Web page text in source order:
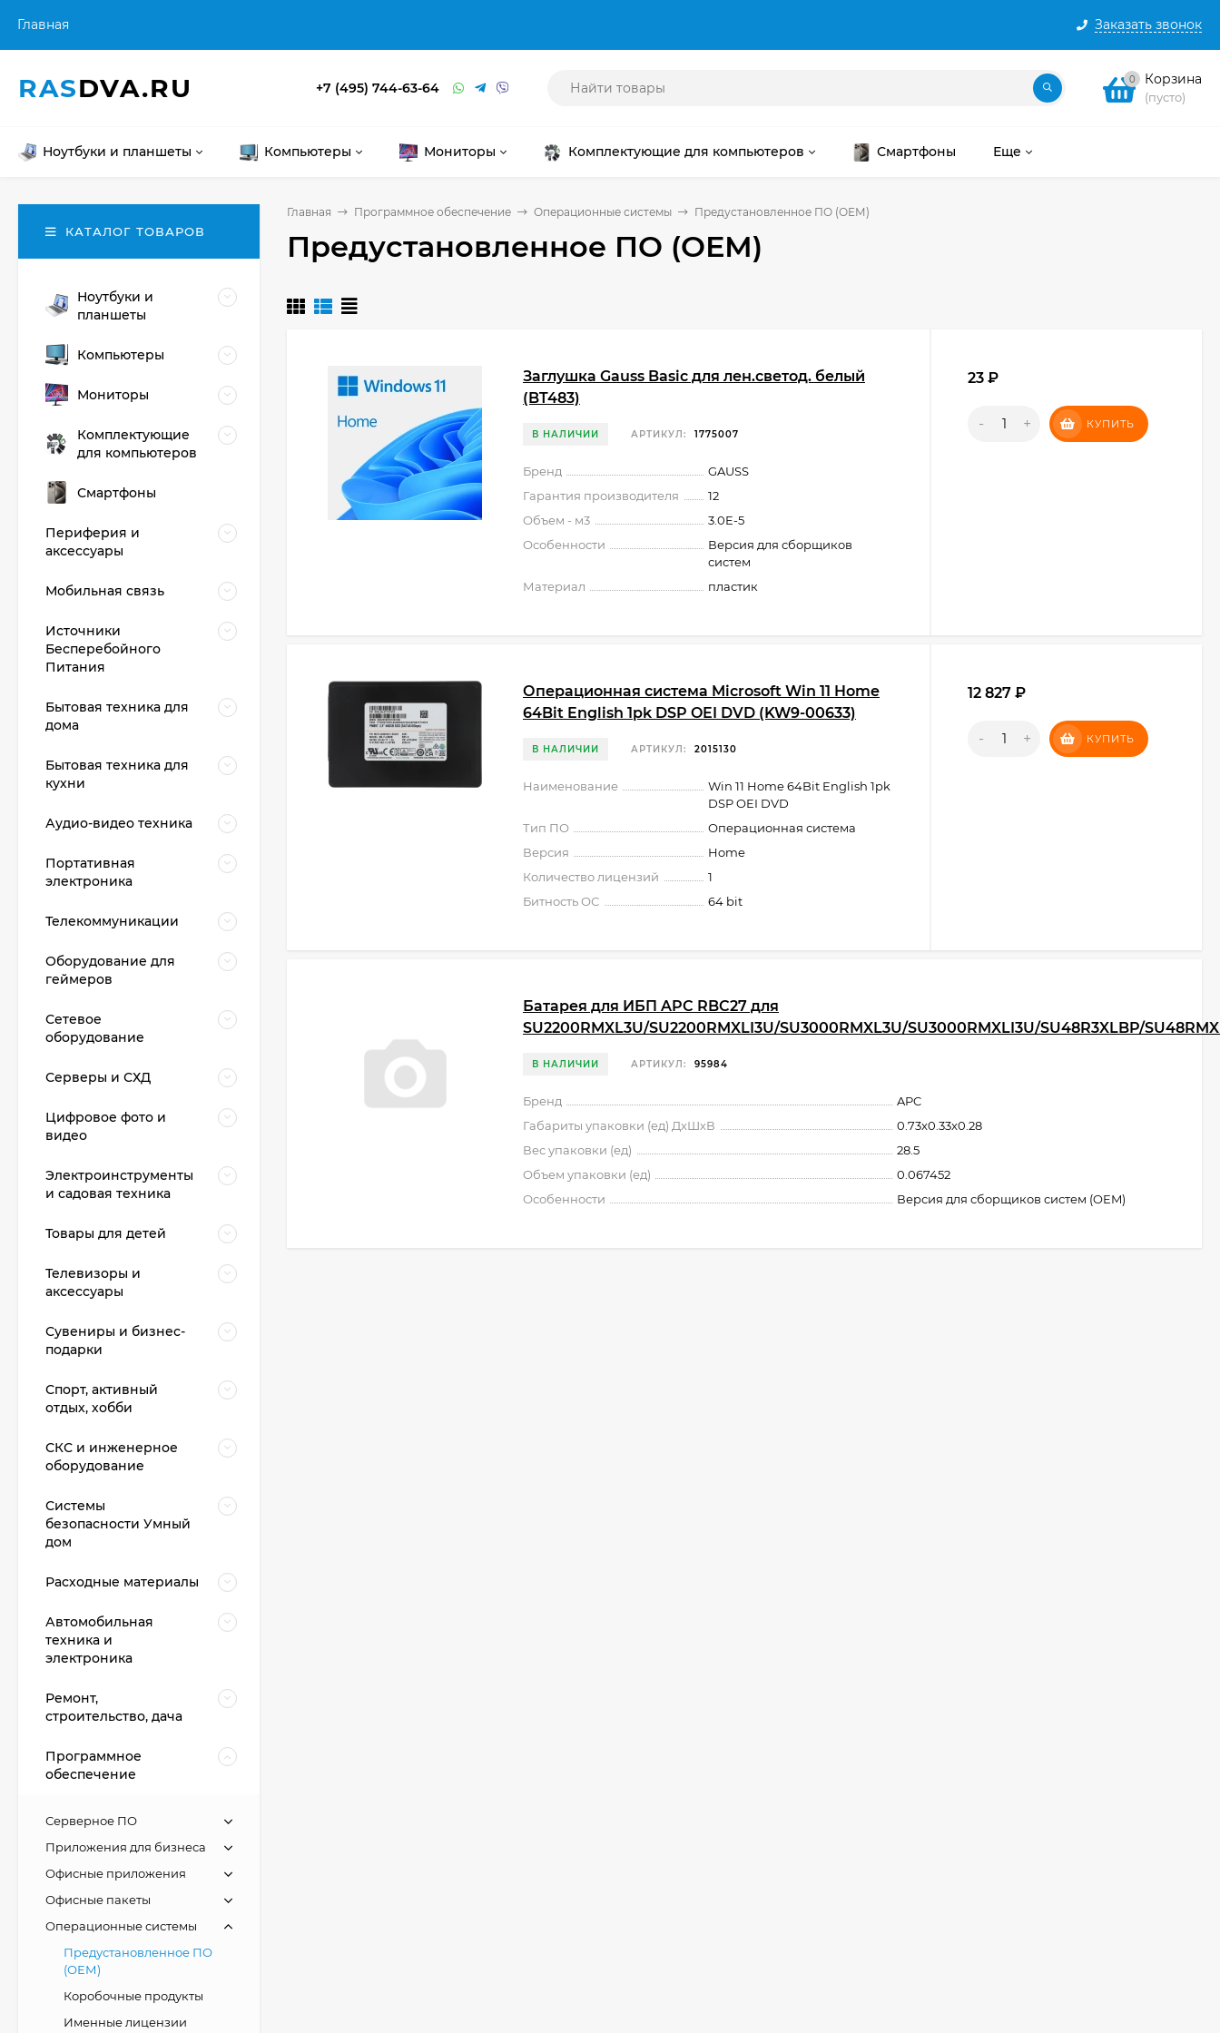
Заказать звонок
Главная
RASDVA.RU +7 (495) 744-63-64 0 Корзина
(пусто)
Ноутбуки и планшеты Компьютеры Мониторы Комплектующие для компьютеров Смартфоны Еще
Главная Программное обеспечение Операционные системы Предустановленное ПО (ОЕМ)
Предустановленное ПО (ОЕМ)
Заглушка Gauss Basic для лен.светод. белый
(BT483)
В НАЛИЧИИ АРТИКУЛ: 1775007
Бренд
GAUSS
Гарантия производителя
12
Объем - м3
3.0E-5
Особенности
Версия для сборщиков
систем
Материал
пластик
23 ₽
- + КУПИТЬ
Операционная система Microsoft Win 11 Home
64Bit English 1pk DSP OEI DVD (KW9-00633)
В НАЛИЧИИ АРТИКУЛ: 2015130
Наименование
Win 11 Home 64Bit English 1pk
DSP OEI DVD
Тип ПО
Операционная система
Версия
Home
Количество лицензий
1
Битность ОС
64 bit
12 827 ₽
- + КУПИТЬ
Батарея для ИБП APC RBC27 для
SU2200RMXL3U/SU2200RMXLI3U/SU3000RMXL3U/SU3000RMXLI3U/SU48R3XLBP/
В НАЛИЧИИ АРТИКУЛ: 95984
Бренд
APC
Габариты упаковки (ед) ДхШхВ
0.73x0.33x0.28
Вес упаковки (ед)
28.5
Объем упаковки (ед)
0.067452
Особенности
Версия для сборщиков систем (OEM)
КАТАЛОГ ТОВАРОВ
Ноутбуки и
планшеты
Компьютеры
Мониторы
Комплектующие
для компьютеров
Смартфоны
Периферия и
аксессуары
Мобильная связь
Источники
Бесперебойного
Питания
Бытовая техника для
дома
Бытовая техника для
кухни
Аудио-видео техника
Портативная
электроника
Телекоммуникации
Оборудование для
геймеров
Сетевое
оборудование
Серверы и СХД
Цифровое фото и
видео
Электроинструменты
и садовая техника
Товары для детей
Телевизоры и
аксессуары
Сувениры и бизнес-
подарки
Спорт, активный
отдых, хобби
СКС и инженерное
оборудование
Системы
безопасности Умный
дом
Расходные материалы
Автомобильная
техника и
электроника
Ремонт,
строительство, дача
Программное
обеспечение
Серверное ПО
Приложения для бизнеса
Офисные приложения
Офисные пакеты
Операционные системы
Предустановленное ПО
(ОЕМ)
Коробочные продукты
Именные лицензии